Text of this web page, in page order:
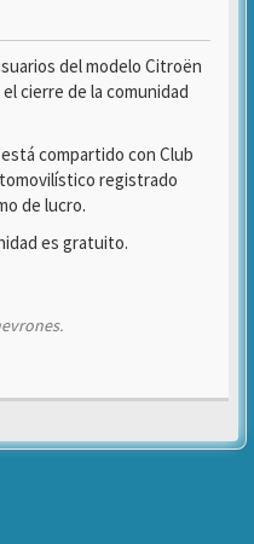
del modelo Citroën
cierre de la comunidad
compartido con Club
registrado
de lucro.
es gratuito.